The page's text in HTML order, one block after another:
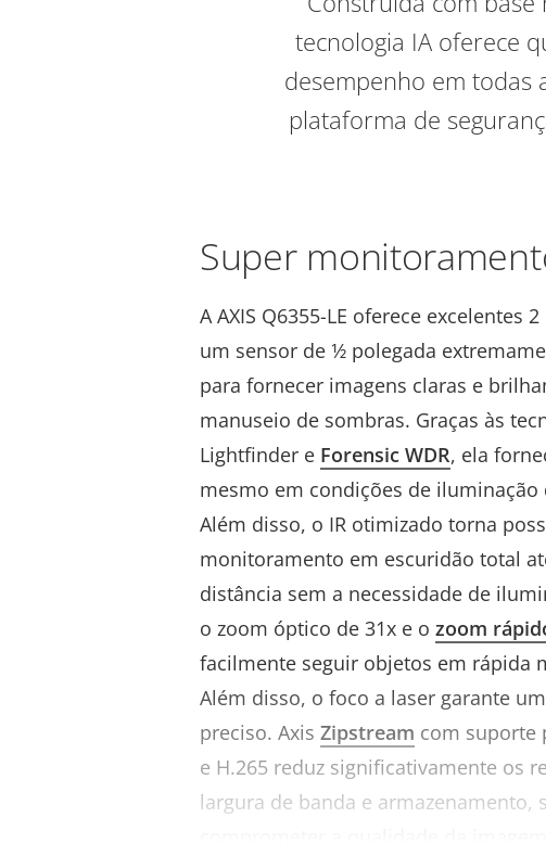
tecnologia IA oferece
desempenho em todas
plataforma de
Super
A AXIS Q6355-LE oferece excelentes
um sensor de 1⁄2 polegada
para fornecer imagens claras e
manuseio de sombras. Graças às
Lightfinder e Forensic WDR, ela
mesmo em condições de iluminação
Além disso, o IR otimizado torna
monitoramento em escuridão total
distância sem a necessidade de
o zoom óptico de 31x e o zoom
facilmente seguir objetos em rápida
Além disso, o foco a laser garante
preciso. Axis Zipstream com suporte
e H.265 reduz significativamente os
largura de banda e armazenamento,